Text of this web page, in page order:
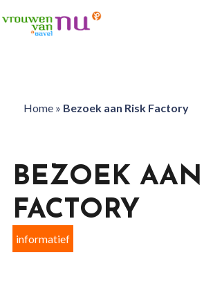
Home» Bezoek aan Risk Factory
BEZOEK
FACTORY
informatief